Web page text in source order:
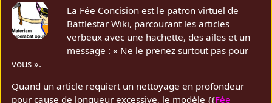
La Fée Concision est le patron virtuel de
Battlestar Wiki, parcourant les articles
verbeux avec une hachette, des ailes et un
message : « Ne le prenez surtout pas pour
vous ».
Quand un article requiert un nettoyage en profondeur
pour cause de longueur excessive, le modèle {{Fée